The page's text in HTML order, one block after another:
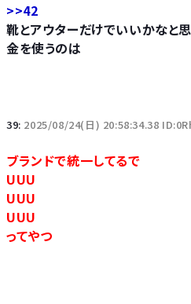
>>42
靴とアウターだけでいいかなと
金を使うのは
39: 2025/08/24(日) 20:58:34.38
ブランドで統一してるで
UUU
UUU
UUU
ってやつ